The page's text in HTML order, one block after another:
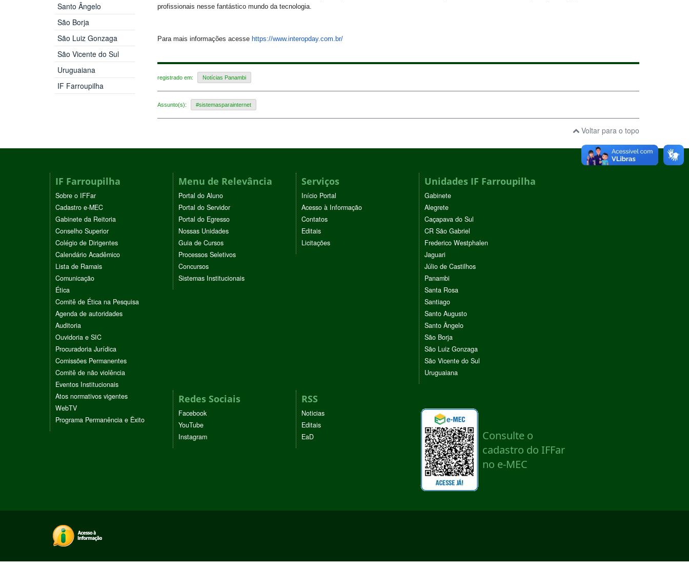
Santo Ângelo
São Borja
São Luiz Gonzaga
São Vicente do Sul
Uruguaiana
IF Farroupilha
profissionais nesse fantástico mundo da tecnologia.
Para mais informações acesse https://www.interopday.com.br/
registrado em: Notícias Panambi
Assunto(s): #sistemasparainternet
Voltar para o topo
IF Farroupilha
Sobre o IFFar
Cadastro e-MEC
Gabinete da Reitoria
Conselho Superior
Colégio de Dirigentes
Calendário Acadêmico
Lista de Ramais
Comunicação
Ética
Comitê de Ética na Pesquisa
Agenda de autoridades
Auditoria
Ouvidoria e SIC
Procuradoria Jurídica
Comissões Permanentes
Comitê de não violência
Eventos Institucionais
Atos normativos vigentes
WebTV
Programa Permanência e Êxito
Menu de Relevância
Portal do Aluno
Portal do Servidor
Portal do Egresso
Nossas Unidades
Guia de Cursos
Processos Seletivos
Concursos
Sistemas Institucionais
Serviços
Início Portal
Acesso à Informação
Contatos
Editais
Licitações
Unidades IF Farroupilha
Gabinete
Alegrete
Caçapava do Sul
CR São Gabriel
Frederico Westphalen
Jaguari
Júlio de Castilhos
Panambi
Santa Rosa
Santiago
Santo Augusto
Santo Ângelo
São Borja
São Luiz Gonzaga
São Vicente do Sul
Uruguaiana
Redes Sociais
Facebook
YouTube
Instagram
RSS
Noticias
Editais
EaD